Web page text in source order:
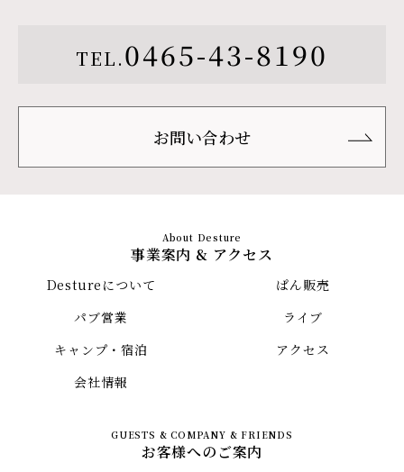
TEL.0465-43-8190
お問い合わせ
事業案内 & アクセス
Destureについて
ぱん販売
パブ営業
ライブ
キャンプ・宿泊
アクセス
会社情報
お客様へのご案内